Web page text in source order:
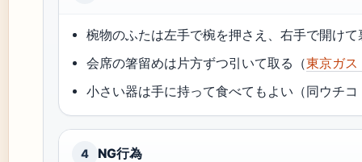
椀物のふたは左手で椀を押さえ、右手で開け
会席の箸留めは片方ずつ引いて取る（東京ガス
小さい器は手に持って食べてもよい（同ウチコ
4 NG行為